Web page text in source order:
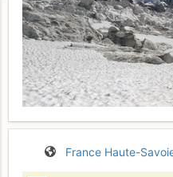
France Haute-